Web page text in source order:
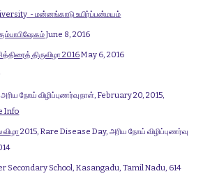
- மன்னங்காடு உயிர்ப்பன்மயம்
June 8, 2016
த்திருவிழா 2016May 6, 2016
நோய் விழிப்புணர்வு நாள், February 20, 2015,
Info
2015, Rare Disease Day, அரிய நோய் விழிப்புணர்வு
Secondary School, Kasangadu, Tamil Nadu, 614